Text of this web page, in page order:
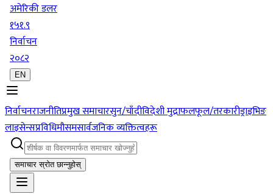
अमेरिकी डलर
१५१.९
निर्वाचन
२०८२
EN
निर्वाचनराजनीतिप्रमुख समाचारसुन/चाँदीविदेशी मुद्राफलफूल/तरकारीड्राइभिङ
लाइसेन्सप्रविधिमौसमसार्वजनिक व्यक्तित्वहरू
समाचार स्रोत छान्नुहोस्